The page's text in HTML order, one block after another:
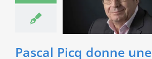
entreprises pour la
Caisse d’Épargne
Art & Culture Sciences &
Pascal Picq donne une